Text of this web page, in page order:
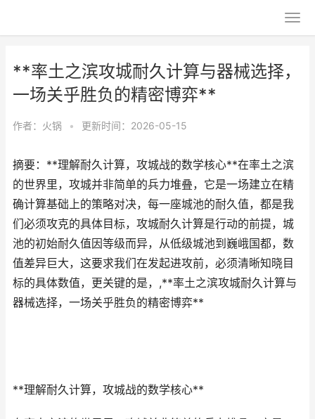
**率土之滨攻城耐久计算与器械选择，
一场关乎胜负的精密博弈**
作者： 火锅 • 更新时间：2026-05-15
摘要：**理解耐久计算，攻城战的数学核心**在率土之滨
的世界里，攻城并非简单的兵力堆叠，它是一场建立在精
确计算基础上的策略对决，每一座城池的耐久值，都是我
们必须攻克的具体目标，攻城耐久计算是行动的前提，城
池的初始耐久值因等级而异，从低级城池到巍峨国都，数
值差异巨大，这要求我们在发起进攻前，必须清晰知晓目
标的具体数值，更关键的是，,**率土之滨攻城耐久计算与
器械选择，一场关乎胜负的精密博弈**
**理解耐久计算，攻城战的数学核心**